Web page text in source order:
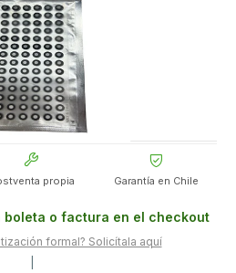
propia Garantía en Chile
boleta o factura en el checkout
formal? Solicítala aquí